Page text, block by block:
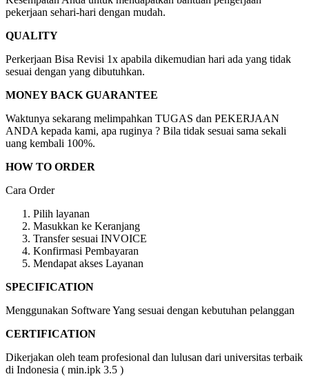
pekerjaan sehari-hari dengan mudah.
QUALITY
Perkerjaan Bisa Revisi 1x apabila dikemudian hari ada yang tidak
sesuai dengan yang dibutuhkan.
MONEY BACK GUARANTEE
Waktunya sekarang melimpahkan TUGAS dan PEKERJAAN
ANDA kepada kami, apa ruginya ? Bila tidak sesuai sama sekali
uang kembali 100%.
HOW TO ORDER
Cara Order
Pilih layanan
Masukkan ke Keranjang
Transfer sesuai INVOICE
Konfirmasi Pembayaran
Mendapat akses Layanan
SPECIFICATION
Menggunakan Software Yang sesuai dengan kebutuhan pelanggan
CERTIFICATION
Dikerjakan oleh team profesional dan lulusan dari universitas terbaik
di Indonesia ( min.ipk 3.5 )